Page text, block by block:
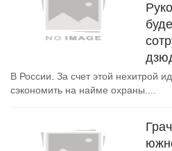
В России. За счет этой нехитрой
сэкономить на найме охраны....